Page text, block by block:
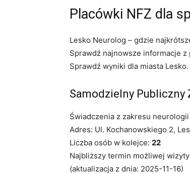
Placówki NFZ dla
Lesko Neurolog – gdzie
Sprawdź najnowsze informacje z
Sprawdź wyniki dla miasta
Samodzielny Publiczny
Świadczenia z zakresu neurologii
Adres: Ul. Kochanowskiego 2,
Liczba osób w kolejce: 22
Najbliższy termin możliwej
(aktualizacja z dnia: 2025-11-16)